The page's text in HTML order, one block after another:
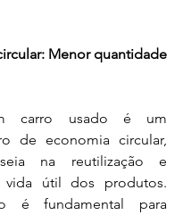
Menor quantidade
carro usado é um
de economia circular,
na reutilização e
vida útil dos produtos.
é fundamental para